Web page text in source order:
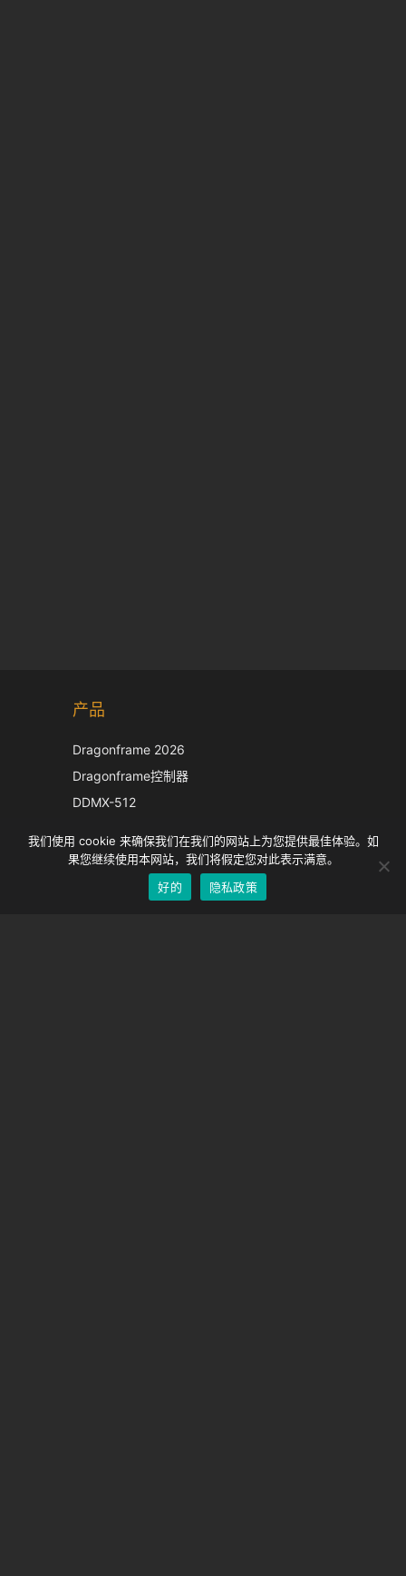
产品
Dragonframe 2026
Dragonframe控制器
DDMX-512
EOS LV 校正帽
我们使用 cookie 来确保我们在我们的网站上为您提供最佳体验。如
果您继续使用本网站，我们将假定您对此表示满意。
好的
隐私政策
English